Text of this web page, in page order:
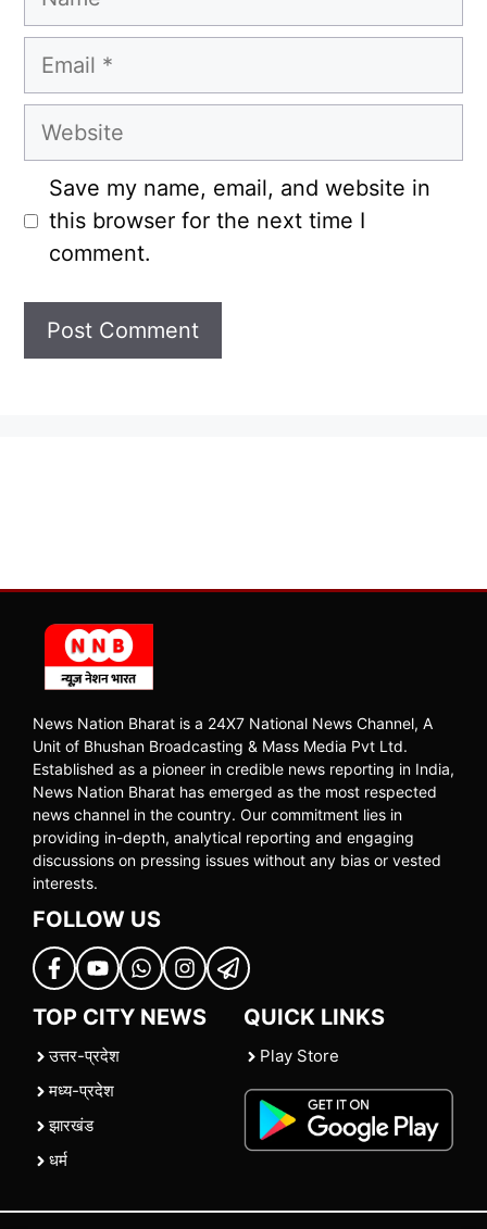
Email
Website
Save my name, email, and website in
this browser for the next time I
comment.
News Nation Bharat is a 24X7 National News Channel, A
Unit of Bhushan Broadcasting & Mass Media Pvt Ltd.
Established as a pioneer in credible news reporting in India,
News Nation Bharat has emerged as the most respected
news channel in the country. Our commitment lies in
providing in-depth, analytical reporting and engaging
discussions on pressing issues without any bias or vested
interests.
FOLLOW US
TOP CITY NEWS
उत्तर-प्रदेश
मध्य-प्रदेश
झारखंड
धर्म
QUICK LINKS
Play Store